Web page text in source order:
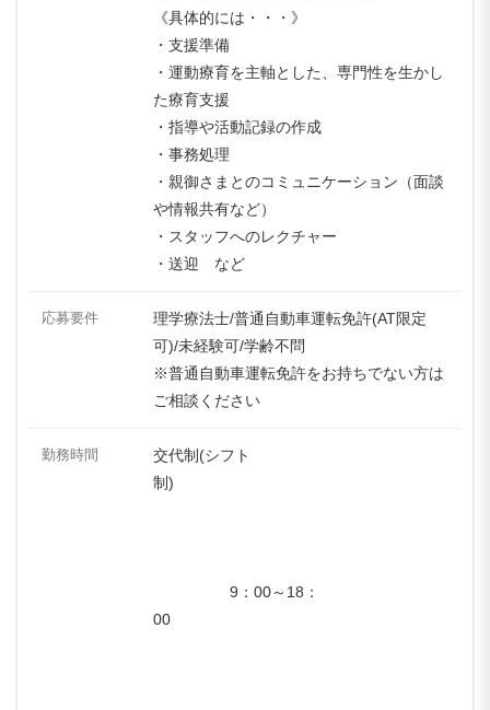
《具体的には・・・》
・支援準備
・運動療育を主軸とした、専門性を生かし
た療育支援
・指導や活動記録の作成
・事務処理
・親御さまとのコミュニケーション（面談
や情報共有など）
・スタッフへのレクチャー
・送迎 など
応募要件
理学療法士/普通自動車運転免許(AT限定
可)/未経験可/学齢不問
※普通自動車運転免許をお持ちでない方は
ご相談ください
勤務時間
交代制(シフト
制)
9：00～18：
00